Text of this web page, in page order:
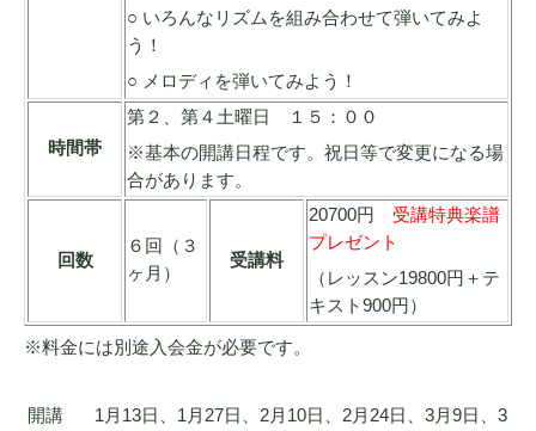
○ いろんなリズムを組み合わせて弾いてみよ
う！
○ メロディを弾いてみよう！
時間帯
第２、第４土曜日 １５：００
※基本の開講日程です。祝日等で変更になる場
合があります。
回数
６回（３
ヶ月）
受講料
20700円 受講特典楽譜
プレゼント
（レッスン19800円＋テ
キスト900円）
※料金には別途入会金が必要です。
開講 1月13日、1月27日、2月10日、2月24日、3月9日、3